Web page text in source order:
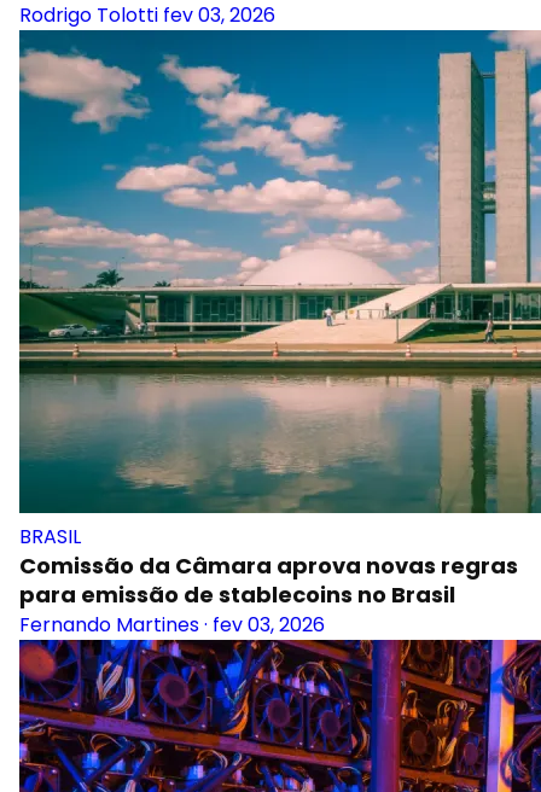
Rodrigo Tolotti fev 03, 2026
BRASIL
Comissão da Câmara aprova novas regras
para emissão de stablecoins no Brasil
Fernando Martines· fev 03, 2026